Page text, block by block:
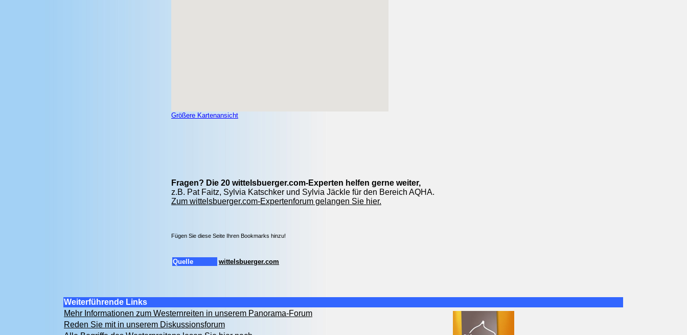
Größere Kartenansicht
Fragen? Die 20 wittelsbuerger.com-Experten helfen gerne weiter,
z.B. Pat Faitz, Sylvia Katschker und Sylvia Jäckle für den Bereich AQHA.
Zum wittelsbuerger.com-Expertenforum gelangen Sie hier.
Fügen Sie diese Seite Ihren Bookmarks hinzu!
Quelle wittelsbuerger.com
Weiterführende Links
Mehr Informationen zum Westernreiten in unserem Panorama-Forum
Reden Sie mit in unserem Diskussionsforum